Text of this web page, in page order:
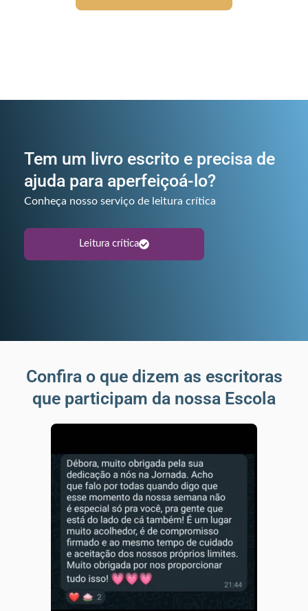
Tem um livro escrito e precisa de
ajuda para aperfeiçoá-lo?
Conheça nosso serviço de leitura crítica
Leitura crítica
Confira o que dizem as escritoras
que participam da nossa Escola